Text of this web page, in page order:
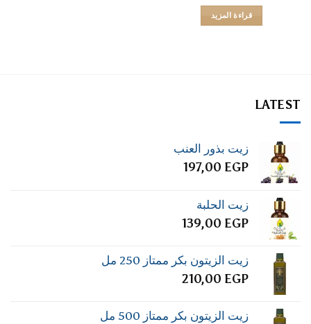
قراءة المزيد
LATEST
زيت بذور العنب
197,00 EGP
زيت الحلبة
139,00 EGP
زيت الزيتون بكر ممتاز 250 مل
210,00 EGP
زيت الزيتون بكر ممتاز 500 مل